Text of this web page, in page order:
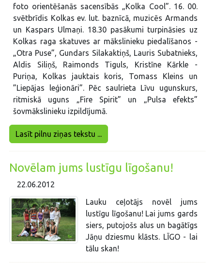
foto orientēšanās sacensībās „Kolka Cool”. 16. 00.
svētbrīdis Kolkas ev. lut. baznīcā, muzicēs Armands
un Kaspars Ulmaņi. 18.30 pasākumi turpināsies uz
Kolkas raga skatuves ar mākslinieku piedalīšanos -
„Otra Puse”, Gundars Silakaktiņš, Lauris Subatnieks,
Aldis Siliņš, Raimonds Tiguls, Kristīne Kārkle -
Puriņa, Kolkas jauktais koris, Tomass Kleins un
”Liepājas leģionāri”. Pēc saulrieta Līvu ugunskurs,
ritmiskā uguns „Fire Spirit” un „Pulsa efekts”
šovmākslinieku izpildījumā.
Lasīt pilnu ziņas tekstu ...
Novēlam jums lustīgu līgošanu!
22.06.2012
Lauku ceļotājs novēl jums
lustīgu līgošanu! Lai jums gards
siers, putojošs alus un bagātīgs
Jāņu dziesmu klāsts. LĪGO - lai
tālu skan!